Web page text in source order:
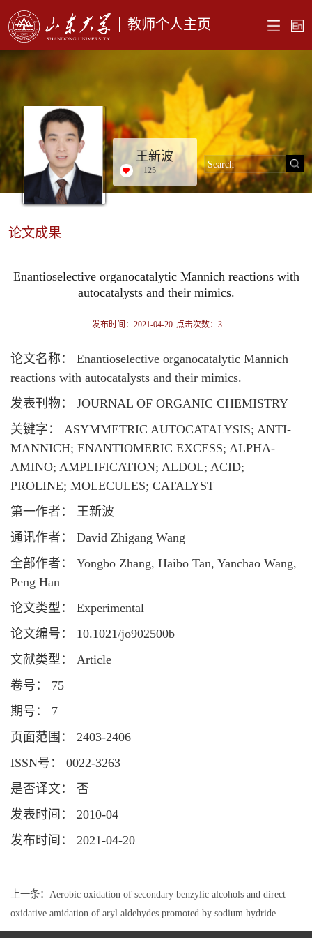
教师个人主页
王新波
+125
论文成果
Enantioselective organocatalytic Mannich reactions with
autocatalysts and their mimics.
发布时间：2021-04-20 点击次数： 3
论文名称： Enantioselective organocatalytic Mannich
reactions with autocatalysts and their mimics.
发表刊物： JOURNAL OF ORGANIC CHEMISTRY
关键字： ASYMMETRIC AUTOCATALYSIS; ANTI-
MANNICH; ENANTIOMERIC EXCESS; ALPHA-
AMINO; AMPLIFICATION; ALDOL; ACID;
PROLINE; MOLECULES; CATALYST
第一作者： 王新波
通讯作者： David Zhigang Wang
全部作者： Yongbo Zhang, Haibo Tan, Yanchao Wang,
Peng Han
论文类型： Experimental
论文编号： 10.1021/jo902500b
文献类型： Article
卷号： 75
期号： 7
页面范围： 2403-2406
ISSN号： 0022-3263
是否译文： 否
发表时间： 2010-04
发布时间： 2021-04-20
上一条： Aerobic oxidation of secondary benzylic alcohols and direct
oxidative amidation of aryl aldehydes promoted by sodium hydride.